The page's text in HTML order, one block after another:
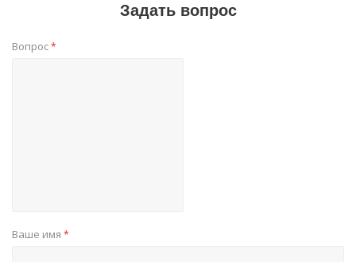
Задать вопрос
Вопрос*
Ваше имя *